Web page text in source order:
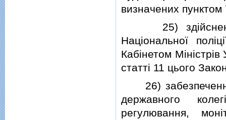
визначених пунктом
25) здiйснення
Нацiональної
Кабiнетом Мiнiстрiв
статтi 11 цього
26)
державного
регулювання,